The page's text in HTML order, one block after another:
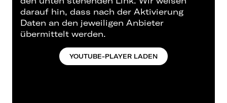
darauf hin, dass nach der Aktivierung
Daten an den jeweiligen Anbieter
übermittelt werden.
YOUTUBE-PLAYER LADEN